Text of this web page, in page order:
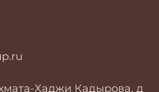
Хаджи Кадырова, д